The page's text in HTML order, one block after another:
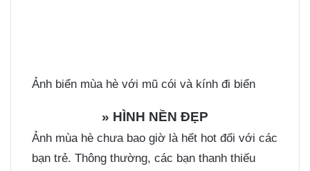
Ảnh biển mùa hè với mũ cói và kính đi biển
» HÌNH NỀN ĐẸP
Ảnh mùa hè chưa bao giờ là hết hot đối với các
bạn trẻ. Thông thường, các bạn thanh thiếu